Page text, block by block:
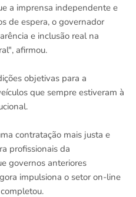
a imprensa independente e
de espera, o governador
e inclusão real na
afirmou.
objetivas para a
que sempre estiveram à
contratação mais justa e
profissionais da
governos anteriores
impulsiona o setor on-line